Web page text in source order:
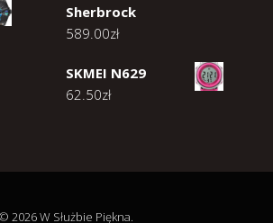
Sherbrock
589.00zł
SKMEI N629
62.50zł
2026 W Służbie Piękna.